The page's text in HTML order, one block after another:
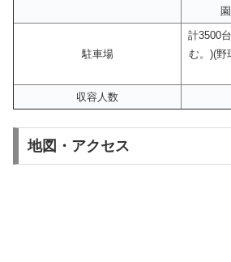
駐車場
計3500
む。)(野
収容人数
地図・アクセス